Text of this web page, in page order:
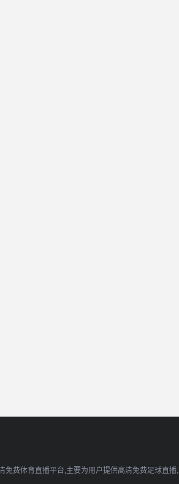
免费体育直播平台,主要为用户提供高清免费足球直